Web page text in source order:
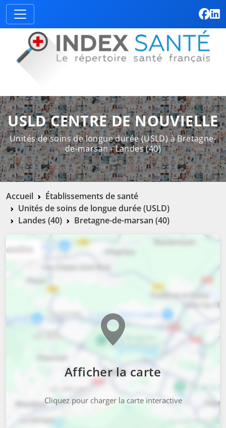
USLD CENTRE DE NOUVIELLE
Unités de soins de longue durée (USLD) à Bretagne-
de-marsan - Landes (40)
Accueil
Établissements de santé
Unités de soins de longue durée (USLD)
Landes (40)
Bretagne-de-marsan (40)
Afficher la carte
Cliquez pour charger la carte interactive